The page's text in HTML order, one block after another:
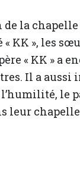
la
KK », les
« KK » a
Il a
le
leur